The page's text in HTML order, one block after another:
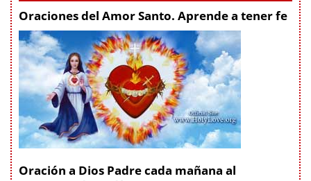
Oraciones del Amor Santo. Aprende a tener fe
Oración a Dios Padre cada mañana al